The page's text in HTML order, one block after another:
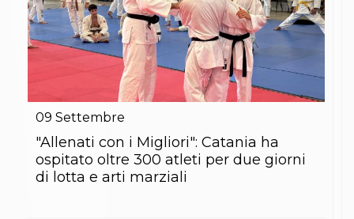
09 Settembre
"Allenati con i Migliori": Catania ha
ospitato oltre 300 atleti per due giorni
di lotta e arti marziali